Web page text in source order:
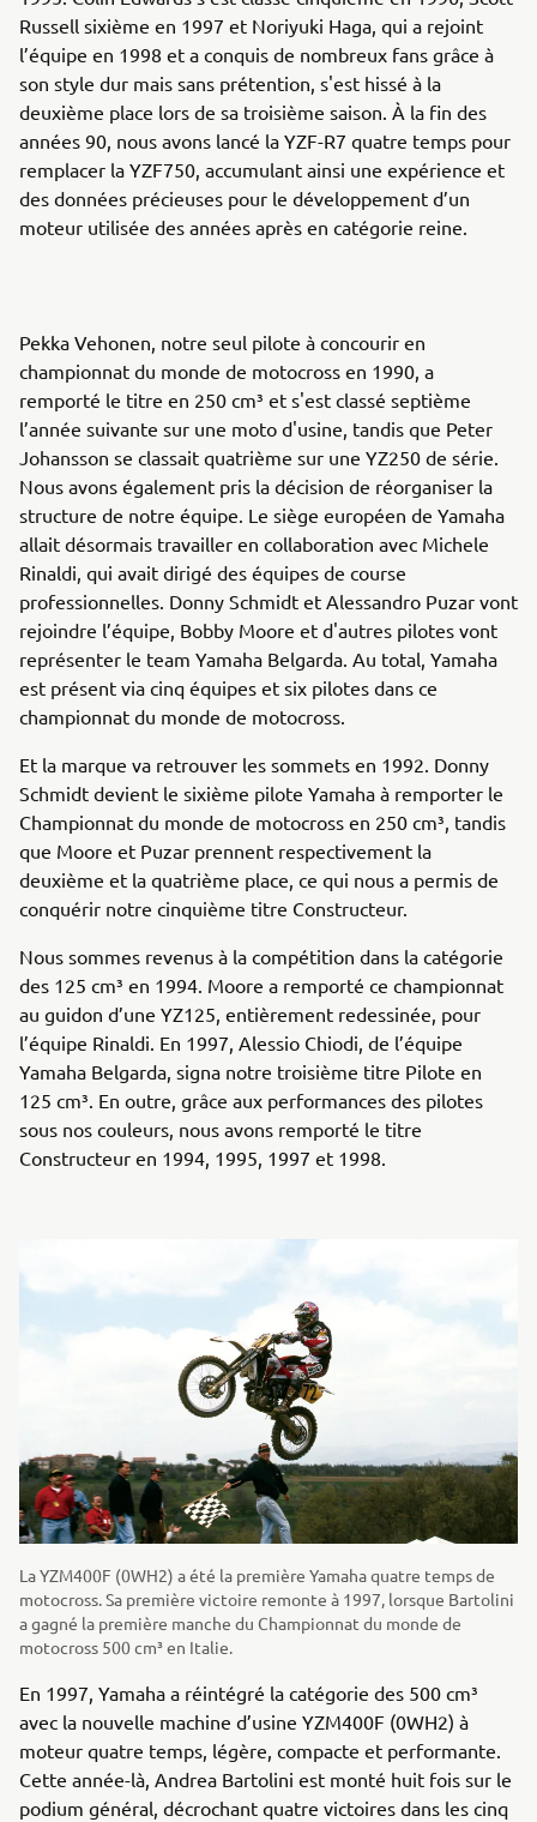
Russell sixième en 1997 et Noriyuki Haga, qui a rejoint
l’équipe en 1998 et a conquis de nombreux fans grâce à
son style dur mais sans prétention, s'est hissé à la
deuxième place lors de sa troisième saison. À la fin des
années 90, nous avons lancé la YZF-R7 quatre temps pour
remplacer la YZF750, accumulant ainsi une expérience et
des données précieuses pour le développement d’un
moteur utilisée des années après en catégorie reine.
Pekka Vehonen, notre seul pilote à concourir en
championnat du monde de motocross en 1990, a
remporté le titre en 250 cm³ et s'est classé septième
l’année suivante sur une moto d'usine, tandis que Peter
Johansson se classait quatrième sur une YZ250 de série.
Nous avons également pris la décision de réorganiser la
structure de notre équipe. Le siège européen de Yamaha
allait désormais travailler en collaboration avec Michele
Rinaldi, qui avait dirigé des équipes de course
professionnelles. Donny Schmidt et Alessandro Puzar vont
rejoindre l’équipe, Bobby Moore et d'autres pilotes vont
représenter le team Yamaha Belgarda. Au total, Yamaha
est présent via cinq équipes et six pilotes dans ce
championnat du monde de motocross.
Et la marque va retrouver les sommets en 1992. Donny
Schmidt devient le sixième pilote Yamaha à remporter le
Championnat du monde de motocross en 250 cm³, tandis
que Moore et Puzar prennent respectivement la
deuxième et la quatrième place, ce qui nous a permis de
conquérir notre cinquième titre Constructeur.
Nous sommes revenus à la compétition dans la catégorie
des 125 cm³ en 1994. Moore a remporté ce championnat
au guidon d’une YZ125, entièrement redessinée, pour
l’équipe Rinaldi. En 1997, Alessio Chiodi, de l’équipe
Yamaha Belgarda, signa notre troisième titre Pilote en
125 cm³. En outre, grâce aux performances des pilotes
sous nos couleurs, nous avons remporté le titre
Constructeur en 1994, 1995, 1997 et 1998.
La YZM400F (0WH2) a été la première Yamaha quatre temps de
motocross. Sa première victoire remonte à 1997, lorsque Bartolini
a gagné la première manche du Championnat du monde de
motocross 500 cm³ en Italie.
En 1997, Yamaha a réintégré la catégorie des 500 cm³
avec la nouvelle machine d’usine YZM400F (0WH2) à
moteur quatre temps, légère, compacte et performante.
Cette année-là, Andrea Bartolini est monté huit fois sur le
podium général, décrochant quatre victoires dans les cinq